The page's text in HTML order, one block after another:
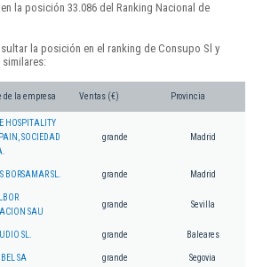
la posición 33.086 del Ranking Nacional de
la posición en el ranking de Consupo Sl y
de la empresa Ventas (€) Provincia
HOSPITALITY
SOCIEDAD
grande Madrid
BORSAMAR SL. grande Madrid
SAU
grande Sevilla
SL. grande Baleares
SA grande Segovia